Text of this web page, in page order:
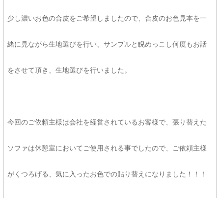
少し濃いお色の合皮をご希望しましたので、合皮のお色見本を一
緒に見ながら生地選びを行い、サンプルと睨めっこし何度もお話
をさせて頂き、生地選びを行いました。
今回のご依頼主様は会社を経営されているお客様で、張り替えた
ソファは休憩室においてご使用される事でしたので、ご依頼主様
がくつろげる、気に入ったお色での貼り替えになりました！！！